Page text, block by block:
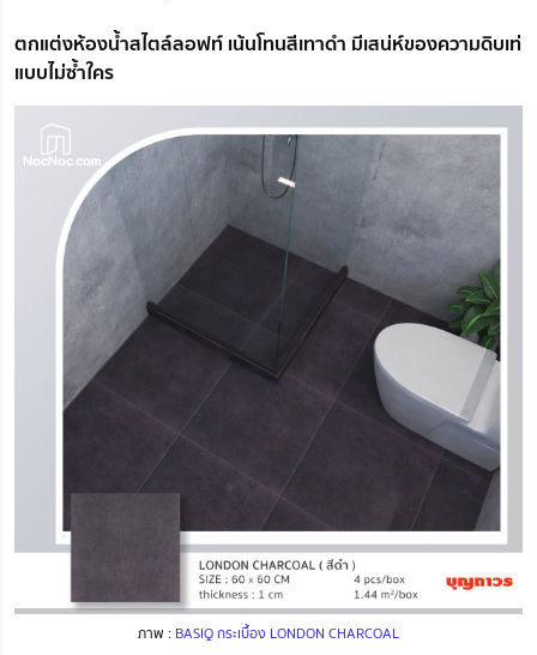
ตกแต่งห้องน้ำสไตล์ลอฟท์ เน้นโทนสีเทาดำ มีเสน่ห์ของความดิบเท่
แบบไม่ซ้ำใคร
ภาพ : BASIQ กระเบื้อง LONDON CHARCOAL